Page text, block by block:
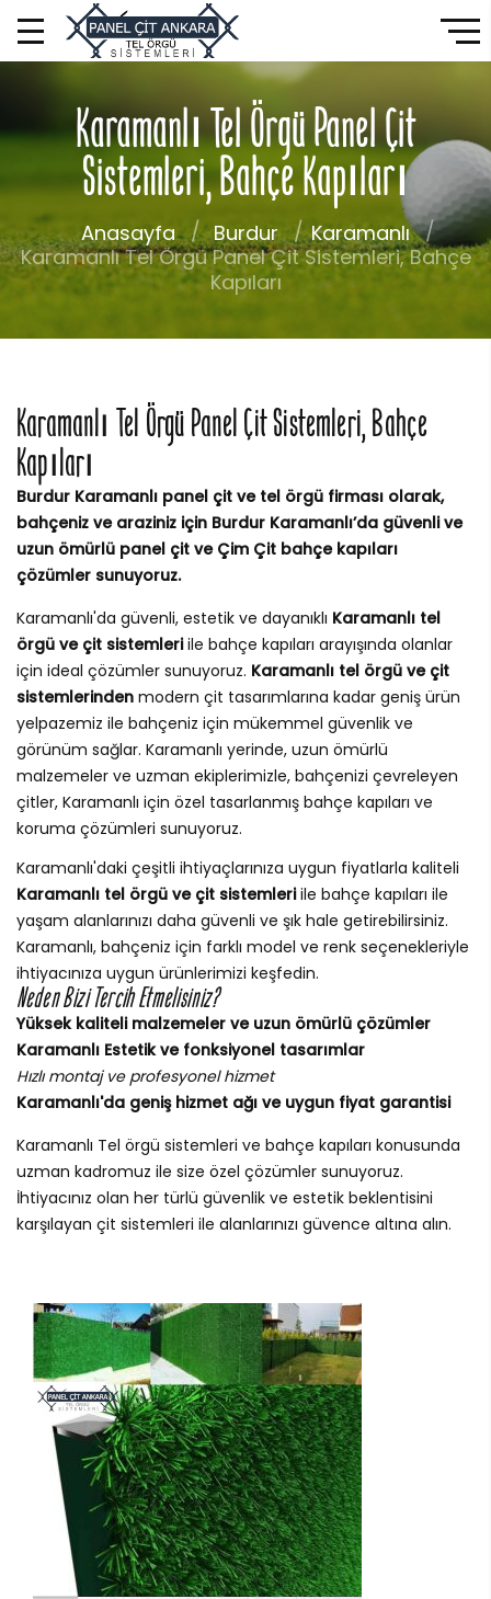
Karamanlı Tel Örgü Panel Çit
Sistemleri, Bahçe Kapıları
Anasayfa Burdur
Karamanlı
Karamanlı Tel Örgü Panel Çit Sistemleri, Bahçe
Kapıları
Karamanlı Tel Örgü Panel Çit Sistemleri, Bahçe
Kapıları
Burdur Karamanlı panel çit ve tel örgü firması olarak,
bahçeniz ve araziniz için Burdur Karamanlı’da güvenli ve
uzun ömürlü panel çit ve Çim Çit bahçe kapıları
çözümler sunuyoruz.
Karamanlı'da güvenli, estetik ve dayanıklı Karamanlı tel
örgü ve çit sistemleriile bahçe kapıları arayışında olanlar
için ideal çözümler sunuyoruz. Karamanlı tel örgü ve çit
sistemlerinden modern çit tasarımlarına kadar geniş ürün
yelpazemiz ile bahçeniz için mükemmel güvenlik ve
görünüm sağlar. Karamanlı yerinde, uzun ömürlü
malzemeler ve uzman ekiplerimizle, bahçenizi çevreleyen
çitler, Karamanlı için özel tasarlanmış bahçe kapıları ve
koruma çözümleri sunuyoruz.
Karamanlı'daki çeşitli ihtiyaçlarınıza uygun fiyatlarla kaliteli
Karamanlı tel örgü ve çit sistemleriile bahçe kapıları ile
yaşam alanlarınızı daha güvenli ve şık hale getirebilirsiniz.
Karamanlı, bahçeniz için farklı model ve renk seçenekleriyle
ihtiyacınıza uygun ürünlerimizi keşfedin.
Neden Bizi Tercih Etmelisiniz?
Yüksek kaliteli malzemeler ve uzun ömürlü çözümler
Karamanlı Estetik ve fonksiyonel tasarımlar
Hızlı montaj ve profesyonel hizmet
Karamanlı'da geniş hizmet ağı ve uygun fiyat garantisi
Karamanlı Tel örgü sistemleri ve bahçe kapıları konusunda
uzman kadromuz ile size özel çözümler sunuyoruz.
İhtiyacınız olan her türlü güvenlik ve estetik beklentisini
karşılayan çit sistemleri ile alanlarınızı güvence altına alın.